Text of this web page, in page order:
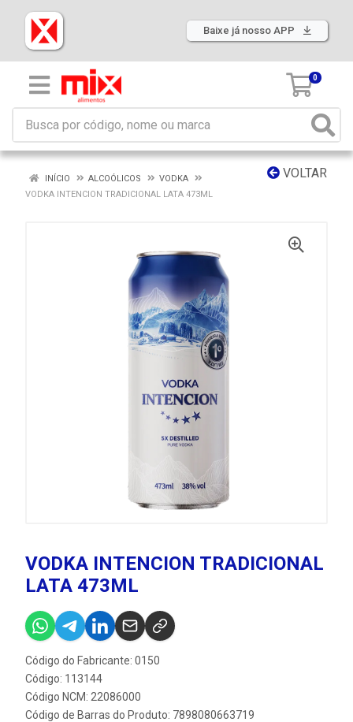
Baixe já nosso APP
0
VOLTAR
INÍCIO ALCOÓLICOS
VODKA
VODKA INTENCION TRADICIONAL LATA 473ML
VODKA INTENCION TRADICIONAL
LATA 473ML
Código do Fabricante: 0150
Código: 113144
Código NCM: 22086000
Código de Barras do Produto: 7898080663719